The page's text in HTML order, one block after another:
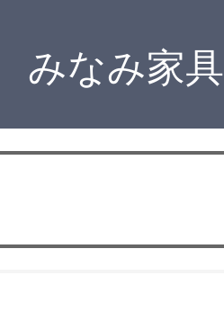
みなみ家具